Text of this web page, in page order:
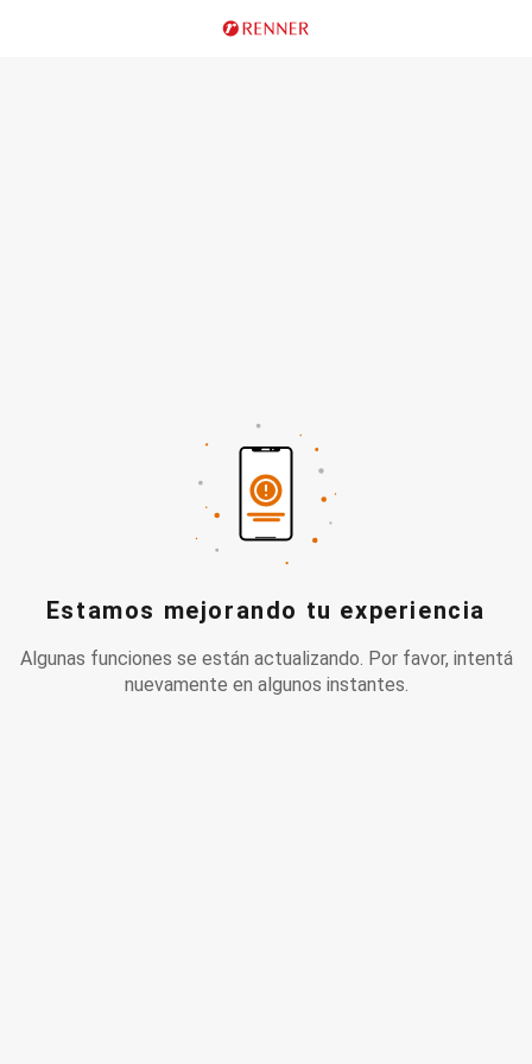
Estamos mejorando tu experiencia
Algunas funciones se están actualizando. Por favor, intentá
nuevamente en algunos instantes.